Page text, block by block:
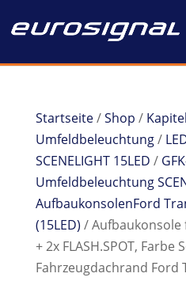
Startseite/Shop /
Umfeldbeleuchtung/
SCENELIGHT 15LED /
Umfeldbeleuchtung
AufbaukonsolenFord
(15LED) / Aufbaukonsole
+ 2x FLASH.SPOT,
Fahrzeugdachrand Ford